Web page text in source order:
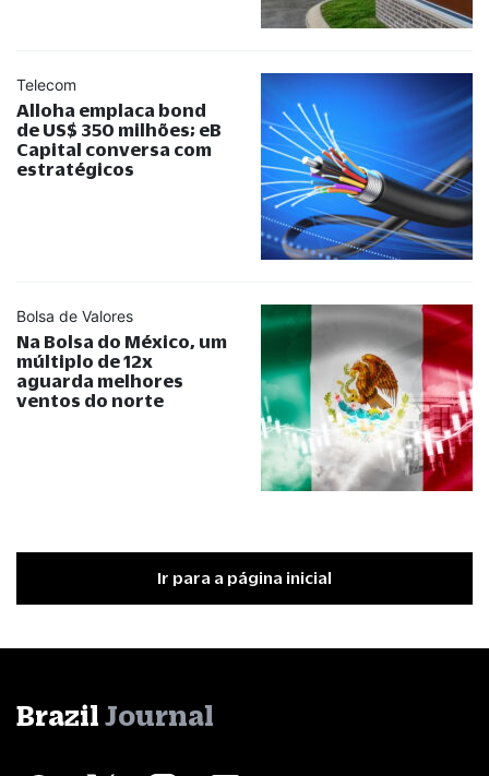
Telecom
Alloha emplaca bond
de US$ 350 milhões; eB
Capital conversa com
estratégicos
Bolsa de Valores
Na Bolsa do México, um
múltiplo de 12x
aguarda melhores
ventos do norte
Ir para a página inicial
Brazil Journal